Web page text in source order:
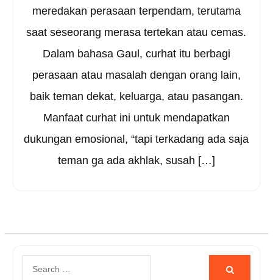
meredakan perasaan terpendam, terutama
saat seseorang merasa tertekan atau cemas.
Dalam bahasa Gaul, curhat itu berbagi
perasaan atau masalah dengan orang lain,
baik teman dekat, keluarga, atau pasangan.
Manfaat curhat ini untuk mendapatkan
dukungan emosional, “tapi terkadang ada saja
teman ga ada akhlak, susah […]